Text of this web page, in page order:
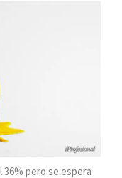
pero se espera